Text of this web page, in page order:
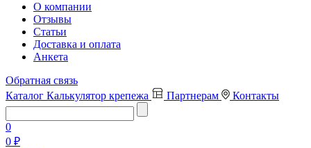
О компании
Отзывы
Статьи
Доставка и оплата
Анкета
Обратная связь
Каталог Калькулятор крепежа Партнерам Контакты
0
0 ₽